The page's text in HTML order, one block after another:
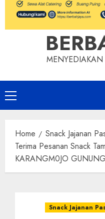
Primary
Menu
Home
Snack Jajanan
Terima Pesanan Snack
KARANGM0JO
Snack Jajanan